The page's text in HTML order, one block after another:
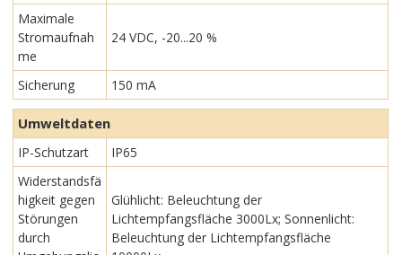
Maximale
Stromaufnah
me
24 VDC, -20...20 %
Sicherung 150 mA
Umweltdaten
IP-Schutzart
IP65
Widerstandsfä
higkeit gegen
Störungen
durch
Glühlicht: Beleuchtung der
Lichtempfangsfläche 3000Lx; Sonnenlicht:
Beleuchtung der Lichtempfangsfläche